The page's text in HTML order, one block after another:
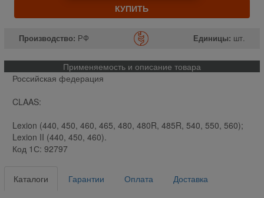
КУПИТЬ
Производство: РФ Единицы: шт.
Применяемость и описание товара
Российская федерация
CLAAS:
Lexion (440, 450, 460, 465, 480, 480R, 485R, 540, 550, 560);
Lexion II (440, 450, 460).
Код 1С: 92797
Каталоги Гарантии Оплата Доставка